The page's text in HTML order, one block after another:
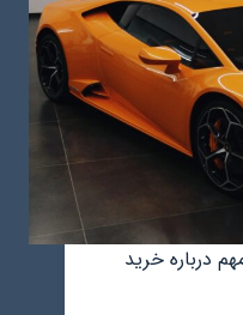
درباره خرید